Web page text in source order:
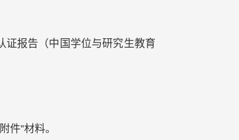
证报告（中国学位与研究生教育
”材料。